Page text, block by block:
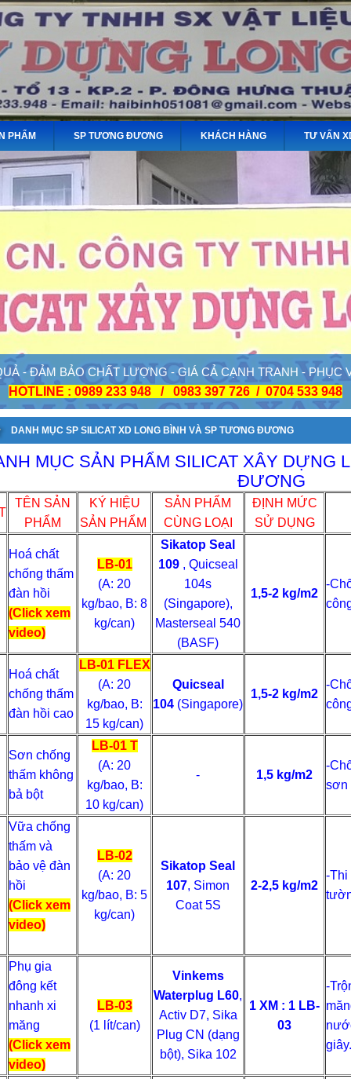
PHẨM SP TƯƠNG ĐƯƠNG KHÁCH HÀNG TƯ VẤN
- ĐẢM BẢO CHẤT LƯỢNG - GIÁ CẢ CẠNH TRANH - PHỤC
HOTLINE : 0989 233 948 / 0983 397 726 / 0704 533 948
DANH MỤC SP SILICAT XD LONG BÌNH VÀ SP TƯƠNG ĐƯƠNG
MỤC SẢN PHẨM SILICAT XÂY DỰNG
ĐƯƠNG
TÊN SẢN
PHẨM
KÝ HIỆU
SẢN PHẨM
SẢN PHẨM
CÙNG LOẠI
ĐỊNH MỨC
SỬ DỤNG
Hoá chất
chống thấm
đàn hồi
(Click xem
video)
LB-01
(A: 20
kg/bao, B: 8
kg/can)
Sikatop Seal
109, Quicseal
104s
(Singapore),
Masterseal 540
(BASF)
1,5-2 kg/m2
-
Hoá chất
chống thấm
đàn hồi cao
LB-01 FLEX
(A: 20
kg/bao, B:
15 kg/can)
Quicseal
104 (Singapore)
1,5-2 kg/m2
-
Sơn chống
thấm không
bả bột
LB-01 T
(A: 20
kg/bao, B:
10 kg/can)
- 1,5 kg/m2
-
sơn
Vữa chống
thấm và
bảo vệ đàn
hồi
(Click xem
video)
LB-02
(A: 20
kg/bao, B: 5
kg/can)
Sikatop Seal
107, Simon
Coat 5S
2-2,5 kg/m2
-Thi
Phụ gia
đông kết
nhanh xi
măng
(Click xem
video)
LB-03
(1 lít/can)
Vinkems
Waterplug L60,
Activ D7, Sika
Plug CN (dạng
bột), Sika 102
1 XM : 1 LB-
03
-
giây.